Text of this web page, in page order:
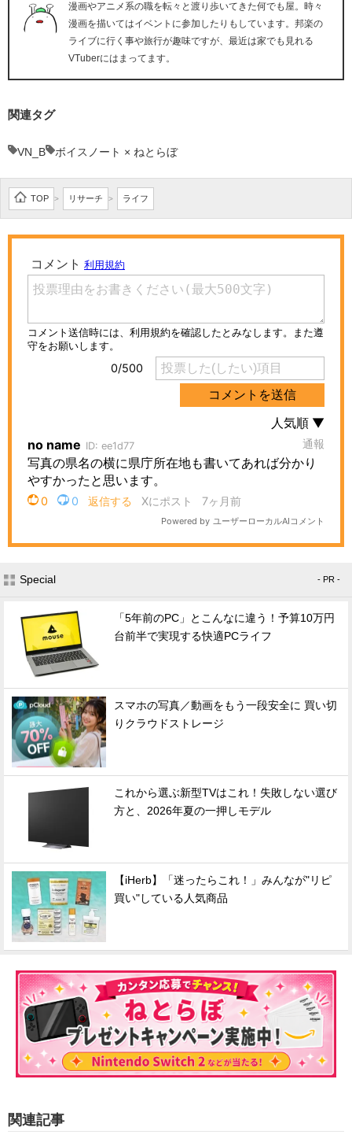
漫画やアニメ系の職を転々と渡り歩いてきた何でも屋。時々
漫画を描いてはイベントに参加したりもしています。邦楽の
ライブに行く事や旅行が趣味ですが、最近は家でも見れる
VTuberにはまってます。
関連タグ
VN_B ボイスノート × ねとらぼ
TOP > リサーチ > ライフ
Special - PR -
「5年前のPC」とこんなに違う！予算10万円
台前半で実現する快適PCライフ
スマホの写真／動画をもう一段安全に 買い切
りクラウドストレージ
これから選ぶ新型TVはこれ！失敗しない選び
方と、2026年夏の一押しモデル
【iHerb】「迷ったらこれ！」みんなが"リピ
買い"している人気商品
関連記事